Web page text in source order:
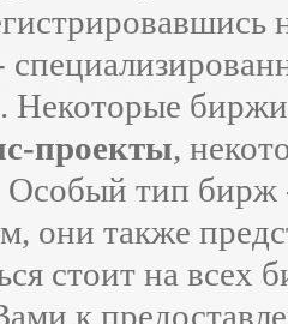
. Некоторые
проекты,
Особый тип бирж
они также
стоит на
к